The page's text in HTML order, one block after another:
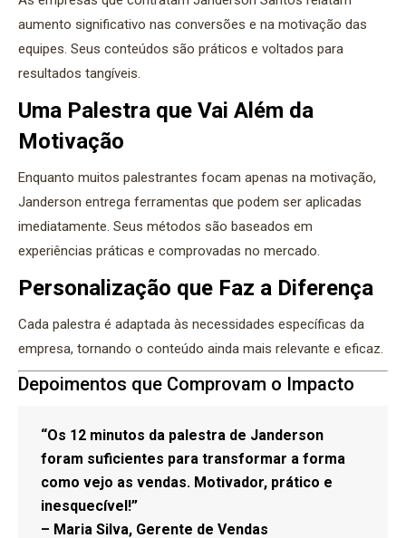
aumento significativo nas conversões e na motivação das
equipes. Seus conteúdos são práticos e voltados para
resultados tangíveis.
Uma Palestra que Vai Além da
Motivação
Enquanto muitos palestrantes focam apenas na motivação,
Janderson entrega ferramentas que podem ser aplicadas
imediatamente. Seus métodos são baseados em
experiências práticas e comprovadas no mercado.
Personalização que Faz a Diferença
Cada palestra é adaptada às necessidades específicas da
empresa, tornando o conteúdo ainda mais relevante e eficaz.
Depoimentos que Comprovam o Impacto
“Os 12 minutos da palestra de Janderson
foram suficientes para transformar a forma
como vejo as vendas. Motivador, prático e
inesquecível!”
– Maria Silva, Gerente de Vendas